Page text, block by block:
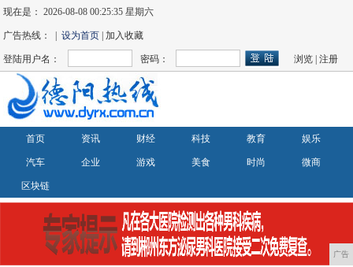
现在是：2026-08-08 00:25:36 星期六
广告热线： |设为首页 | 加入收藏
登陆用户名： 密码： 浏览 |注册
首页 资讯 财经 科技 教育 娱乐
汽车 企业 游戏 美食 时尚 微商
区块链
广告